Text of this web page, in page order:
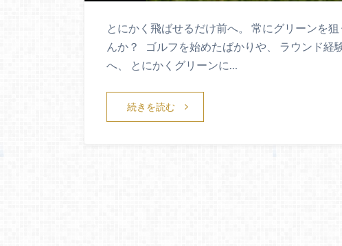
とにかく飛ばせるだけ前へ。 常にグリーンを
んか？ ゴルフを始めたばかりや、 ラウンド
へ、 とにかくグリーンに…
続きを読む